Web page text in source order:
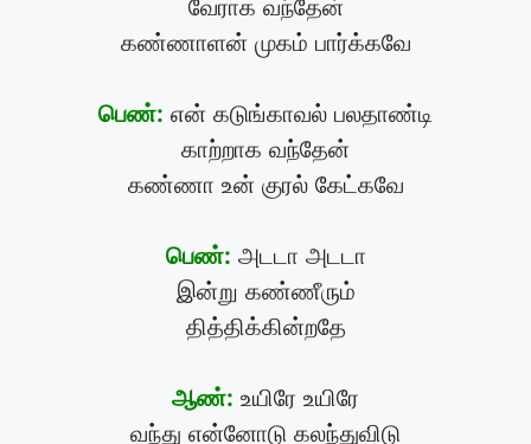
வேராக வந்தேன்
கண்ணாளன் முகம் பார்க்கவே
பெண்: என் கடுங்காவல் பலதாண்டி
காற்றாக வந்தேன்
கண்ணா உன் குரல் கேட்கவே
பெண்: அடடா அடடா
இன்று கண்ணீரும்
தித்திக்கின்றதே
ஆண்: உயிரே உயிரே
வந்து என்னோடு கலந்துவிடு